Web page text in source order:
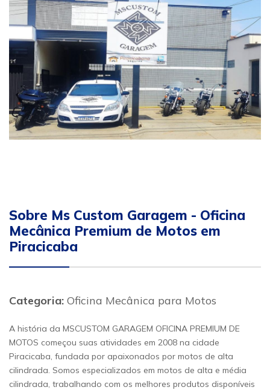
Sobre Ms Custom Garagem - Oficina
Mecânica Premium de Motos em
Piracicaba
Categoria: Oficina Mecânica para Motos
A história da MSCUSTOM GARAGEM OFICINA PREMIUM DE
MOTOS começou suas atividades em 2008 na cidade
Piracicaba, fundada por apaixonados por motos de alta
cilindrada. Somos especializados em motos de alta e média
cilindrada, trabalhando com os melhores produtos disponíveis